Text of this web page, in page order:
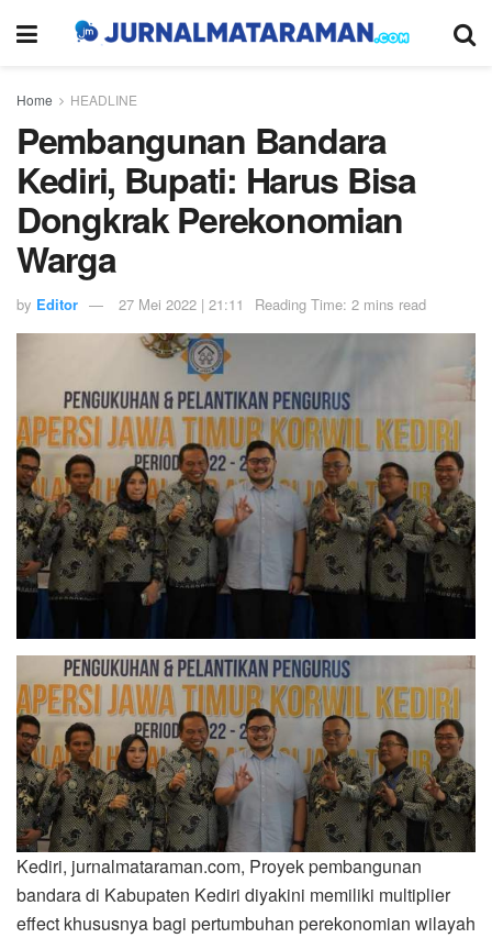
Home HEADLINE
Pembangunan Bandara
Kediri, Bupati: Harus Bisa
Dongkrak Perekonomian
Warga
by Editor 27 Mei 2022 | 21:11 Reading Time: 2 mins read
Kediri, jurnalmataraman.com, Proyek pembangunan
bandara di Kabupaten Kediri diyakini memiliki multiplier
effect khususnya bagi pertumbuhan perekonomian wilayah